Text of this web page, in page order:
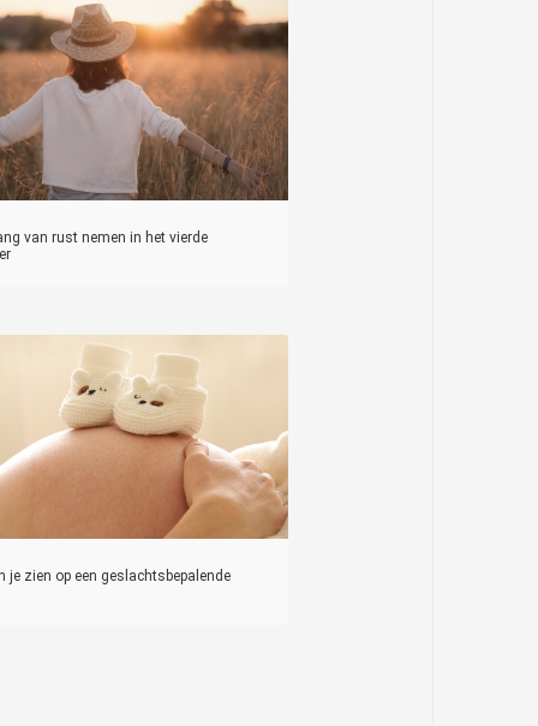
van rust nemen in het vierde
je zien op een geslachtsbepalende